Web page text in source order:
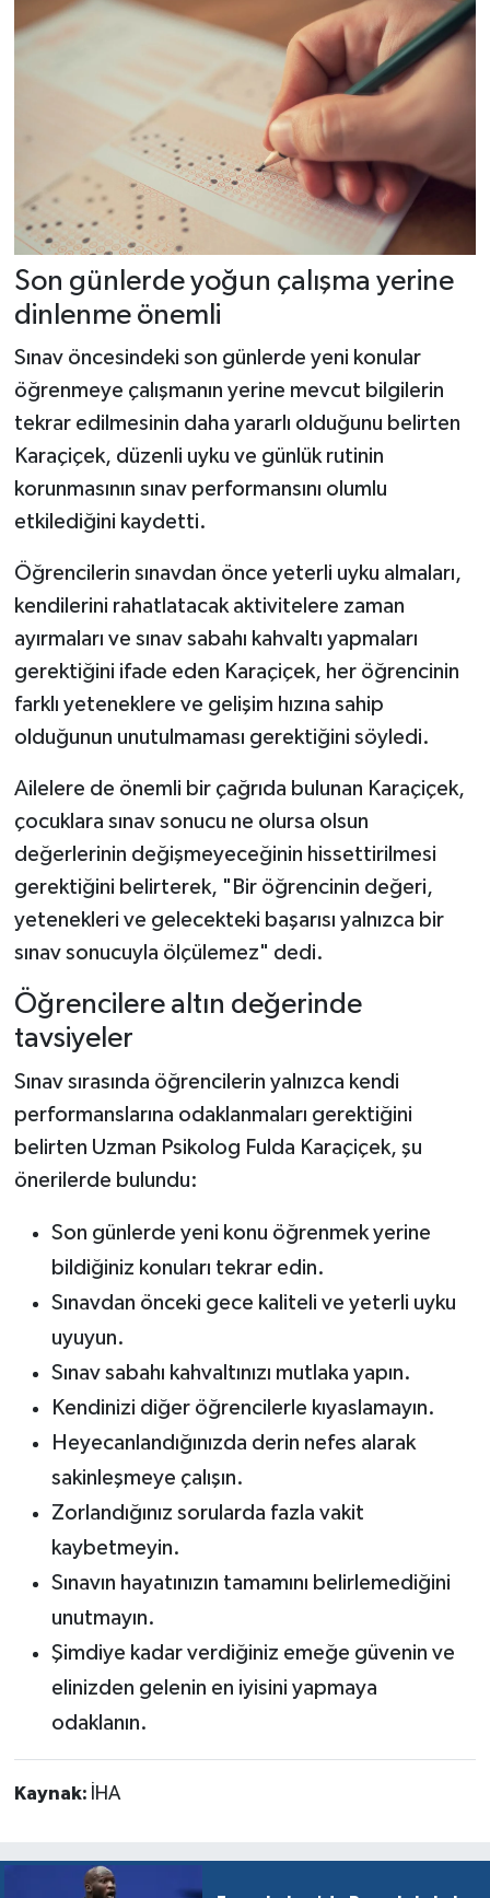
Son günlerde yoğun çalışma yerine
dinlenme önemli
Sınav öncesindeki son günlerde yeni konular
öğrenmeye çalışmanın yerine mevcut bilgilerin
tekrar edilmesinin daha yararlı olduğunu belirten
Karaçiçek, düzenli uyku ve günlük rutinin
korunmasının sınav performansını olumlu
etkilediğini kaydetti.
Öğrencilerin sınavdan önce yeterli uyku almaları,
kendilerini rahatlatacak aktivitelere zaman
ayırmaları ve sınav sabahı kahvaltı yapmaları
gerektiğini ifade eden Karaçiçek, her öğrencinin
farklı yeteneklere ve gelişim hızına sahip
olduğunun unutulmaması gerektiğini söyledi.
Ailelere de önemli bir çağrıda bulunan Karaçiçek,
çocuklara sınav sonucu ne olursa olsun
değerlerinin değişmeyeceğinin hissettirilmesi
gerektiğini belirterek, "Bir öğrencinin değeri,
yetenekleri ve gelecekteki başarısı yalnızca bir
sınav sonucuyla ölçülemez" dedi.
Öğrencilere altın değerinde
tavsiyeler
Sınav sırasında öğrencilerin yalnızca kendi
performanslarına odaklanmaları gerektiğini
belirten Uzman Psikolog Fulda Karaçiçek, şu
önerilerde bulundu:
Son günlerde yeni konu öğrenmek yerine
bildiğiniz konuları tekrar edin.
Sınavdan önceki gece kaliteli ve yeterli uyku
uyuyun.
Sınav sabahı kahvaltınızı mutlaka yapın.
Kendinizi diğer öğrencilerle kıyaslamayın.
Heyecanlandığınızda derin nefes alarak
sakinleşmeye çalışın.
Zorlandığınız sorularda fazla vakit
kaybetmeyin.
Sınavın hayatınızın tamamını belirlemediğini
unutmayın.
Şimdiye kadar verdiğiniz emeğe güvenin ve
elinizden gelenin en iyisini yapmaya
odaklanın.
Kaynak: İHA